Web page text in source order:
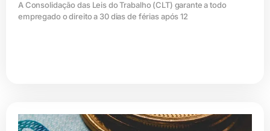
A Consolidação das Leis do Trabalho (CLT) garante a todo
empregado o direito a 30 dias de férias após 12